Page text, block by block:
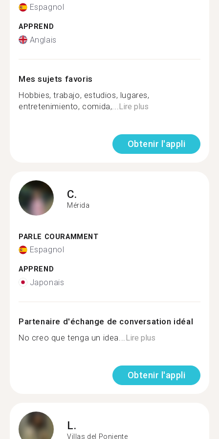
Espagnol
APPREND
Anglais
Mes sujets favoris
Hobbies, trabajo, estudios, lugares,
entretenimiento, comida,... Lire plus
Obtenir l'appli
C.
Mérida
PARLE COURAMMENT
Espagnol
APPREND
Japonais
Partenaire d'échange de conversation idéal
No creo que tenga un idea... Lire plus
Obtenir l'appli
L.
Villas del Poniente